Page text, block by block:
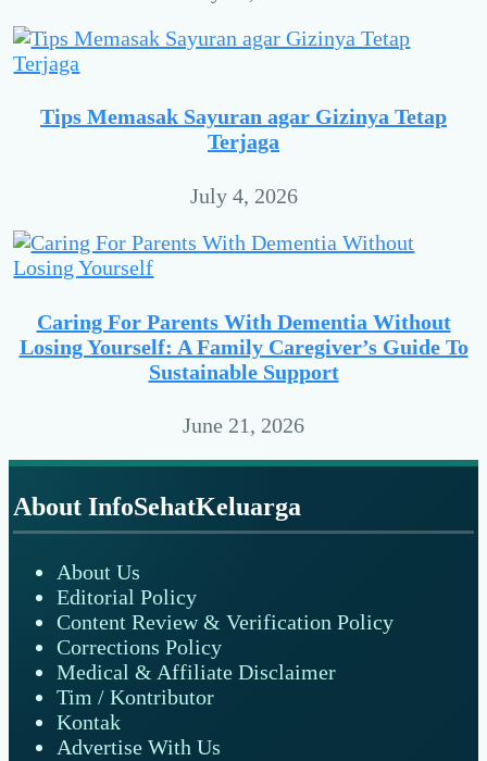
Tips Memasak Sayuran agar Gizinya Tetap
Terjaga
July 4, 2026
Caring For Parents With Dementia Without
Losing Yourself: A Family Caregiver’s Guide To
Sustainable Support
June 21, 2026
Footer
About InfoSehatKeluarga
About Us
Editorial Policy
Content Review & Verification Policy
Corrections Policy
Medical & Affiliate Disclaimer
Tim / Kontributor
Kontak
Advertise With Us